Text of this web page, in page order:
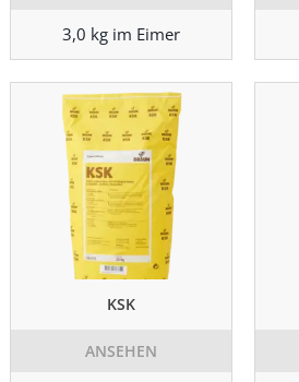
3,0 kg im Eimer
KSK
ANSEHEN